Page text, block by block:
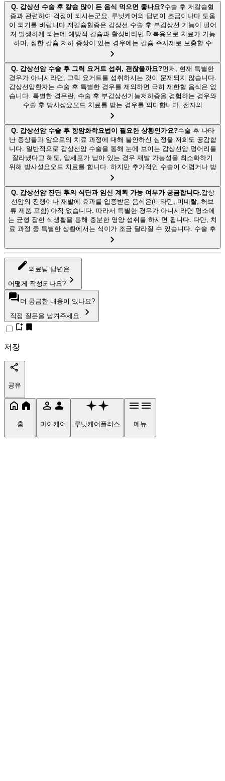
Q. 갑상선 수술 후 칼슘 많이 든 음식 먹으면 좋나요?수술 후 저칼슘혈
증과 관련하여 걱정이 되시는군요. 루닛케어의 답변이 조금이나마 도움
이 되기를 바랍니다.저칼슘혈증은 갑상선 수술 후 부갑상선 기능이 떨어
져 발생하게 되는데 예방적 칼슘과 활성비타민 D 복용으로 치료가 가능
하며, 심한 칼슘 저하 증상이 있는 경우에는 칼슘 주사제로 보충할 수
Q. 갑상선암 수술 후 그릭 요거트 섭취, 괜찮을까요?먼저, 현재 특별한
경우가 아니시라면, 그릭 요거트를 섭취하시는 것이 문제되지 않습니다.
갑상선암환자는 수술 후 특별한 경우를 제외하면 극히 제한할 음식은 없
습니다. 특별한 경우란, 수술 후 부갑상선기능저하증을 경험하는 경우와
수술 후 방사성요오드 치료를 받는 경우를 의미합니다. 전자의
Q. 갑상선암 수술 후 항암화학요법이 필요한 상황인가요?수술 후 나타
난 증상들과 앞으로의 치료 과정에 대해 불안하신 심정을 저희도 공감합
니다. 일반적으로 갑상선암 수술을 통해 눈에 보이는 갑상선암 덩어리를
잘라냈다고 해도, 암세포가 남아 있는 경우 재발 가능성을 최소화하기
위해 방사성요오드 치료를 합니다. 하지만 추가적인 수술이 어렵거나 방
Q. 갑상선암 진단 후의 식단과 임신 계획 가능 여부가 궁금합니다.갑상
선암의 진행이나 재발에 효과를 입증받은 음식은(비타민, 미네랄, 허브
류 제품 포함) 아직 없습니다. 따라서 특별한 경우가 아니시라면 평소에
는 균형 잡힌 식생활을 통해 충분한 영양 섭취를 하시면 됩니다. 다만, 치
료 과정 중 특별한 상황에서는 식이가 조금 달라질 수 있습니다. 수술 후
의료팀 답변은
어떻게 작성되나요?
더 궁금한 내용이 있나요?
직접 질문을 남겨주세요.
저장
공유
홈 마이케어 루닛케어플러스 메뉴